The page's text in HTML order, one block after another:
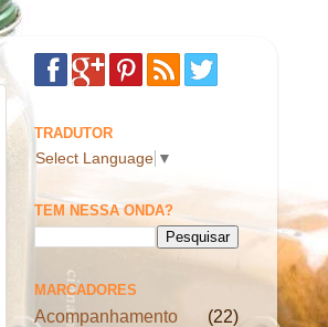
TRADUTOR
Select Language ▼
TEM NESSA ONDA?
MARCADORES
Acompanhamento (22)